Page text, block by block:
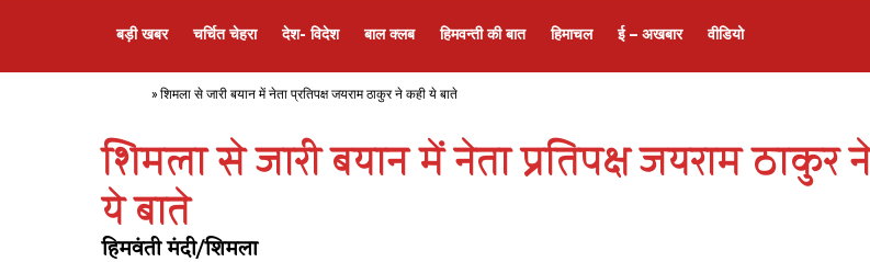
बड़ी खबर चर्चित चेहरा देश- विदेश बाल क्लब हिमवन्ती की बात हिमाचल ई – अखबार वीडियो
» शिमला से जारी बयान में नेता प्रतिपक्ष जयराम ठाकुर ने कही ये बाते
शिमला से जारी बयान में नेता प्रतिपक्ष जयराम ठाकुर
ये बाते
हिमवंती मंदी/शिमला